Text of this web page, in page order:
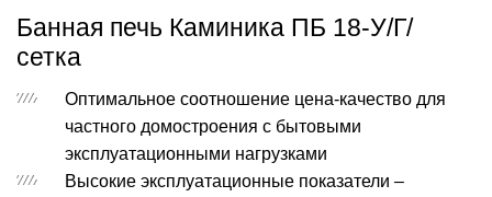
Банная печь Каминика ПБ 18-У/Г/
сетка
Оптимальное соотношение цена-качество для
частного домостроения с бытовыми
эксплуатационными нагрузками
Высокие эксплуатационные показатели –